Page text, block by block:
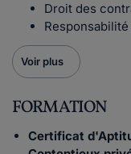
Droit des
Voir plus
FORMATION
Certificat